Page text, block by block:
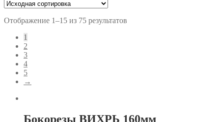
Отображение 1–15 из 75 результатов
1
2
3
4
5
→
Бокорезы ВИХРЬ 160мм